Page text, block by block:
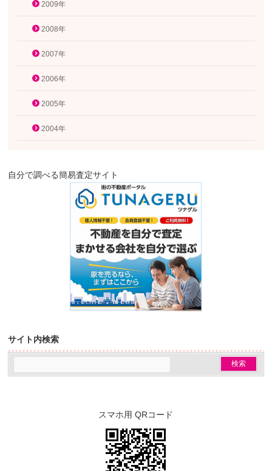
2009年
2008年
2007年
2006年
2005年
2004年
自分で調べる簡易査定サイト
サイト内検索
スマホ用 QRコード